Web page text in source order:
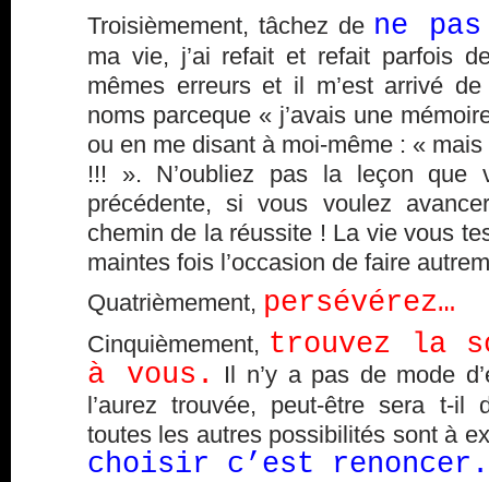
Troisièmement, tâchez de ne
ma vie, j’ai refait et refait parfois
mêmes erreurs et il m’est arrivé
noms parceque « j’avais une
ou en me disant à moi-même : «
!!! ». N’oubliez pas la leçon que
précédente, si vous voulez
chemin de la réussite ! La vie vous
maintes fois l’occasion de faire
Quatrièmement, persévérez…
Cinquièmement, trouvez la
à vous.
Il n’y a pas de mode
l’aurez trouvée, peut-être sera t-il
toutes les autres possibilités sont à
choisir c’est renoncer.